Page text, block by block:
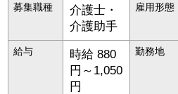
募集職種
介護士・
介護助手
雇用形態
給与
時給 880
円～1,050
円
勤務地